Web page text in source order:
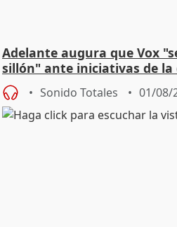
Adelante augura que Vox
sillón" ante iniciativas de la
Sonido Totales 01/08/